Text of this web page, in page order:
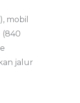
mobil
(840
jalur